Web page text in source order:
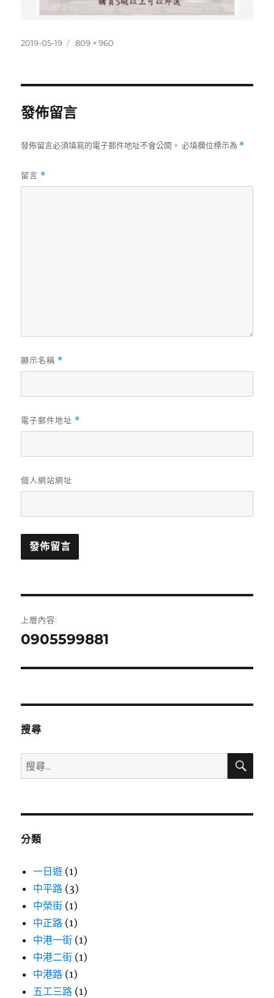
發
2019-05-19
完
809 × 960
發佈留言
發佈留言必須填寫的電子郵件地址不會公開。 必填欄位標示為 *
留言 *
顯示名稱 *
電子郵件地址 *
個人網站網址
章
上層內容:
0905599881
搜尋
搜
尋
鍵
搜
分類
一日遊 (1)
中平路 (3)
中榮街 (1)
中正路 (1)
中港一街 (1)
中港二街 (1)
中港路 (1)
五工三路 (1)